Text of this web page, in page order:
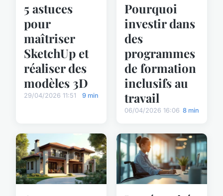
5 astuces
pour
maîtriser
SketchUp et
réaliser des
modèles 3D
29/04/2026 11:51 9 min
Pourquoi
investir dans
des
programmes
de formation
inclusifs au
travail
06/04/2026 16:06 8 min